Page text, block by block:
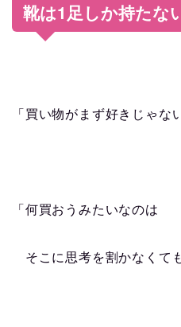
靴は1 足しか持たな
「買い物がまず好きじゃな
「何買おうみたいなのは
そこに思考を割かなくて